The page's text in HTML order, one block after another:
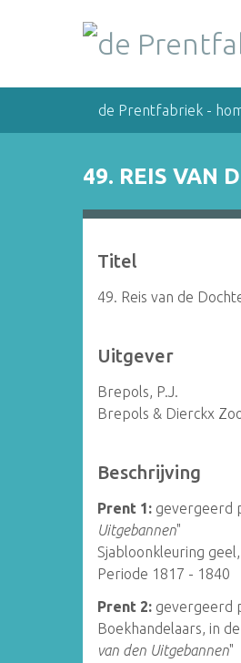
de Prentfabriek -
49. REIS VAN
Titel
49. Reis van de
Uitgever
Brepols, P.J.
Brepols & Dierckx
Beschrijving
Prent 1: gevergeerd
Uitgebannen"
Sjabloonkleuring
Periode 1817 - 1840
Prent 2: gevergeerd
Boekhandelaars, in
van den Uitgebannen"